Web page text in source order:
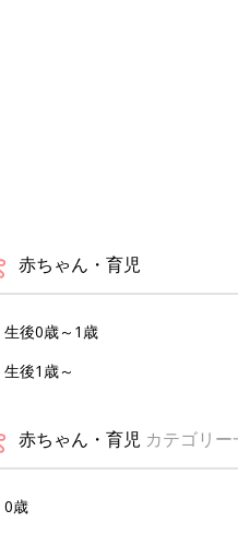
赤ちゃん・育児
生後0歳～1歳
生後1歳～
赤ちゃん・育児 カテゴリー
0歳